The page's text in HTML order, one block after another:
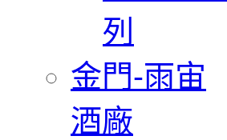
列
金門-雨宙
酒廠